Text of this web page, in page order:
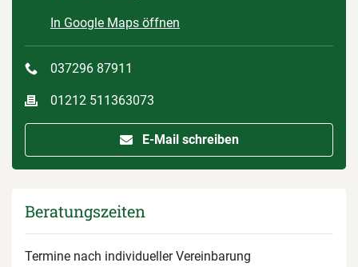
In Google Maps öffnen
037296 87911
01212 511363073
E-Mail schreiben
Beratungszeiten
Termine nach individueller Vereinbarung